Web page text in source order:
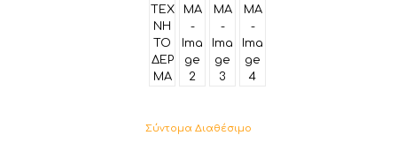
Σύντομα Διαθέσιμο